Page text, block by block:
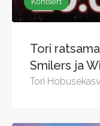
Tori
Smilers ja
Tori